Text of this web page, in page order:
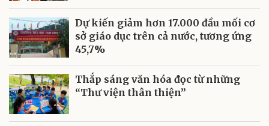
Dự kiến giảm hơn 17.000 đầu mối cơ
sở giáo dục trên cả nước, tương ứng
45,7%
Thắp sáng văn hóa đọc từ những
“Thư viện thân thiện”